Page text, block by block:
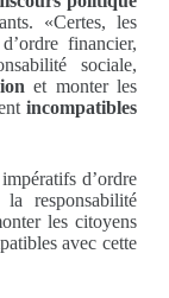
«Certes, les
financier,
sociale,
et monter les
incompatibles
d’ordre
responsabilité
les citoyens
avec cette